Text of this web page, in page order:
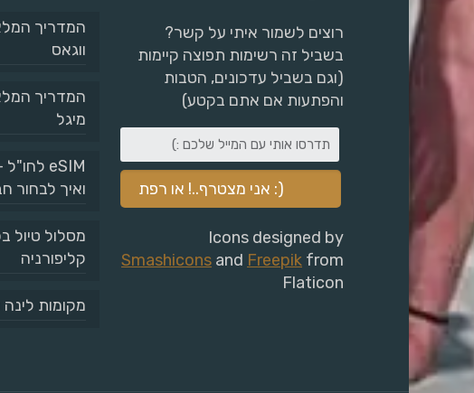
רוצים לשמור איתי על קשר?
בשביל זה רשימות תפוצה קיימות
(וגם בשביל עדכונים, הטבות
והפתעות אם אתם בקטע)
Icons designed by
Smashicons and Freepik from
Flaticon
המדריך
ווגאס
המדריך
מיגל
ואיך לבחור
קליפורניה
מקומות לינה